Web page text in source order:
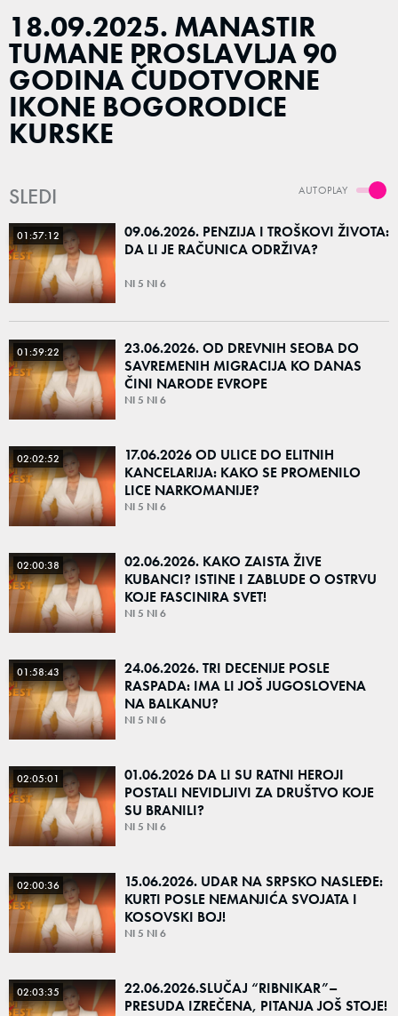
18.09.2025. MANASTIR
TUMANE PROSLAVLJA 90
GODINA ČUDOTVORNE
IKONE BOGORODICE
KURSKE
AUTOPLAY
SLEDI
01:57:12
09.06.2026. PENZIJA I TROŠKOVI ŽIVOTA:
DA LI JE RAČUNICA ODRŽIVA?
NI 5 NI 6
01:59:22
23.06.2026. OD DREVNIH SEOBA DO
SAVREMENIH MIGRACIJA KO DANAS
ČINI NARODE EVROPE
NI 5 NI 6
02:02:52
17.06.2026 OD ULICE DO ELITNIH
KANCELARIJA: KAKO SE PROMENILO
LICE NARKOMANIJE?
NI 5 NI 6
02:00:38
02.06.2026. KAKO ZAISTA ŽIVE
KUBANCI? ISTINE I ZABLUDE O OSTRVU
KOJE FASCINIRA SVET!
NI 5 NI 6
01:58:43
24.06.2026. TRI DECENIJE POSLE
RASPADA: IMA LI JOŠ JUGOSLOVENA
NA BALKANU?
NI 5 NI 6
02:05:01
01.06.2026 DA LI SU RATNI HEROJI
POSTALI NEVIDLJIVI ZA DRUŠTVO KOJE
SU BRANILI?
NI 5 NI 6
02:00:36
15.06.2026. UDAR NA SRPSKO NASLEĐE:
KURTI POSLE NEMANJIĆA SVOJATA I
KOSOVSKI BOJ!
NI 5 NI 6
02:03:35
22.06.2026.SLUČAJ “RIBNIKAR”–
PRESUDA IZREČENA, PITANJA JOŠ STOJE!